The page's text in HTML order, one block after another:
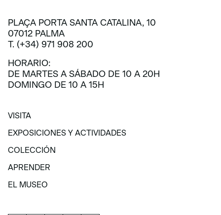
PLAÇA PORTA SANTA CATALINA, 10
07012 PALMA
T. (+34) 971 908 200
HORARIO:
DE MARTES A SÁBADO DE 10 A 20H
DOMINGO DE 10 A 15H
VISITA
EXPOSICIONES Y ACTIVIDADES
EXPOSICIONES Y ACTIVIDADES
COLECCIÓN
APRENDER
EL MUSEO